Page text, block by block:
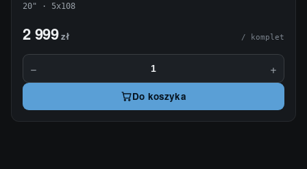
20" · 5x108
2 999zł / komplet
− +
Do koszyka